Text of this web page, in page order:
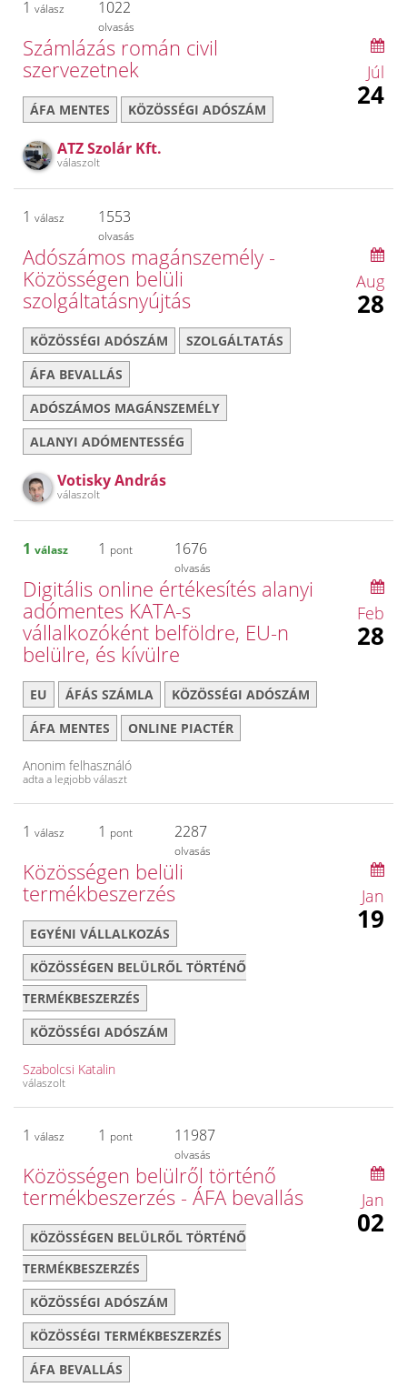
1 válasz 1022
olvasás
Számlázás román civil
szervezetnek
ÁFA MENTES KÖZÖSSÉGI ADÓSZÁM
ATZ Szolár Kft.
válaszolt
Júl
24
1 válasz 1553
olvasás
Adószámos magánszemély -
Közösségen belüli
szolgáltatásnyújtás
KÖZÖSSÉGI ADÓSZÁM
SZOLGÁLTATÁS
ÁFA BEVALLÁS
ADÓSZÁMOS MAGÁNSZEMÉLY
ALANYI ADÓMENTESSÉG
Votisky András
válaszolt
Aug
28
1 válasz 1 pont 1676
olvasás
Digitális online értékesítés alanyi
adómentes KATA-s
vállalkozóként belföldre, EU-n
belülre, és kívülre
EU ÁFÁS SZÁMLA
KÖZÖSSÉGI ADÓSZÁM
ÁFA MENTES
ONLINE PIACTÉR
Anonim felhasználó
adta a legjobb választ
Feb
28
1 válasz 1 pont 2287
olvasás
Közösségen belüli
termékbeszerzés
EGYÉNI VÁLLALKOZÁS
KÖZÖSSÉGEN BELÜLRŐL TÖRTÉNŐ
TERMÉKBESZERZÉS
KÖZÖSSÉGI ADÓSZÁM
Szabolcsi Katalin
válaszolt
Jan
19
1 válasz 1 pont 11987
olvasás
Közösségen belülről történő
termékbeszerzés - ÁFA bevallás
KÖZÖSSÉGEN BELÜLRŐL TÖRTÉNŐ
TERMÉKBESZERZÉS
KÖZÖSSÉGI ADÓSZÁM
KÖZÖSSÉGI TERMÉKBESZERZÉS
ÁFA BEVALLÁS
Jan
02